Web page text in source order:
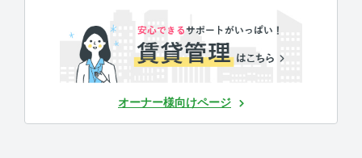
オーナー様向けページ